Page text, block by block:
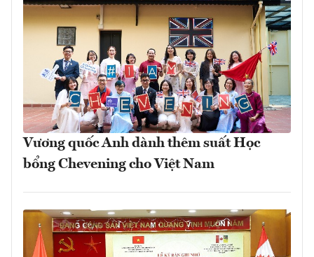
Vương quốc Anh dành thêm suất Học
bổng Chevening cho Việt Nam